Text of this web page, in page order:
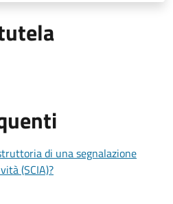
di una segnalazione
(SCIA)?